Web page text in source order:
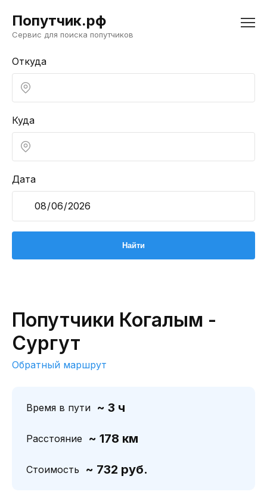
Попутчик.рф
Сервис для поиска попутчиков
Откуда
Куда
Дата
Попутчики Когалым -
Сургут
Обратный маршрут
Время в пути ~ 3 ч
Расстояние ~ 178 км
Стоимость ~ 732 руб.